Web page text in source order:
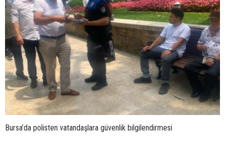
Bursa’da polisten vatandaşlara güvenlik bilgilendirmesi